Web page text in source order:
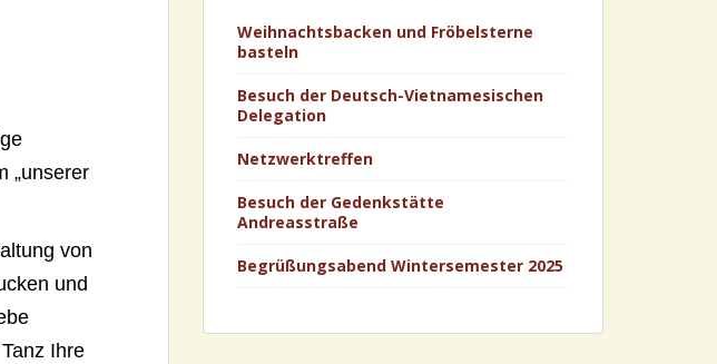
„unserer
von
und
Ihre
Weihnachtsbacken und Fröbelsterne
basteln
Besuch der Deutsch-Vietnamesischen
Delegation
Netzwerktreffen
Besuch der Gedenkstätte
Andreasstraße
Begrüßungsabend Wintersemester 2025